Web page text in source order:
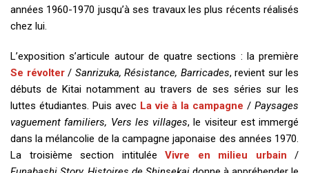
années 1960-1970 jusqu’à ses travaux les plus récents réalisés
chez lui.
L’exposition s’articule autour de quatre sections : la première
Se révolter/ Sanrizuka, Résistance, Barricades, revient sur les
débuts de Kitai notamment au travers de ses séries sur les
luttes étudiantes. Puis avec La vie à la campagne /Paysages
vaguement familiers, Vers les villages, le visiteur est immergé
dans la mélancolie de la campagne japonaise des années 1970.
La troisième section intitulée Vivre en milieu urbain /